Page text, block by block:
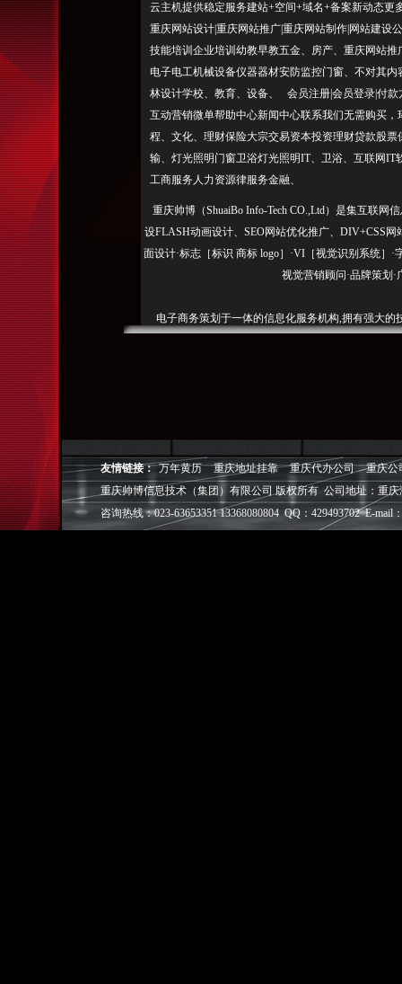
云主机提供稳定服务建站+空间+域名+备案新动态
重庆网站设计|重庆网站推广|重庆网站制作|网站建设
技能培训企业培训幼教早教五金、房产、重庆网站
电子电工机械设备仪器器材安防监控门窗、不对其
林设计学校、教育、设备、 会员注册|会员登录|付
互动营销微单帮助中心新闻中心联系我们无需购买
程、文化、理财保险大宗交易资本投资理财贷款股
输、灯光照明门窗卫浴灯光照明IT、卫浴、互联网
工商服务人力资源律服务金融、
重庆帅博（ShuaiBo Info-Tech CO.,Ltd）是集互联网
设FLASH动画设计、SEO网站优化推广、DIV+CSS
面设计·标志［标识 商标 logo］·VI［视觉识别系统］·
视觉营销顾问·品牌策划
电子商务策划于一体的信息化服务机构,拥有强大的
◎ 帅博——用灵魂来设计，我
◎帅博——网络营销
◎帅博——专业的团队
友情链接： 万年黄历 重庆地址挂靠 重庆代办公司
重庆公
重庆帅博信息技术（集团）有限公司 版权所有 公司地址：重
咨询热线：023-63653351 13368080804 QQ：429493702 E-mail